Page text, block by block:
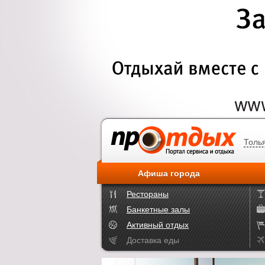
Афиша города
Рестораны
Банкетные залы
Активный отдых
Доставка еды